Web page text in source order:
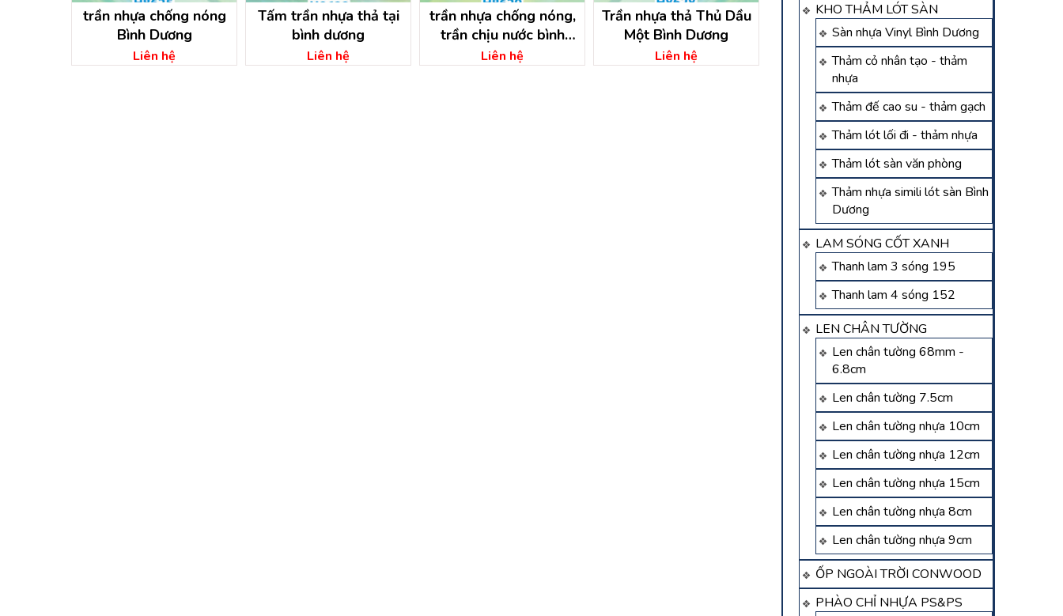
KHO THẢM LÓT SÀN
Sàn nhựa Vinyl Bình Dương
Thảm cỏ nhân tạo - thảm
nhựa
Thảm đế cao su - thảm gạch
Thảm lót lối đi - thảm nhựa
Thảm lót sàn văn phòng
Thảm nhựa simili lót sàn Bình
Dương
LAM SÓNG CỐT XANH
Thanh lam 3 sóng 195
Thanh lam 4 sóng 152
LEN CHÂN TƯỜNG
Len chân tường 68mm -
6.8cm
Len chân tường 7.5cm
Len chân tường nhựa 10cm
Len chân tường nhựa 12cm
Len chân tường nhựa 15cm
Len chân tường nhựa 8cm
Len chân tường nhựa 9cm
ỐP NGOÀI TRỜI CONWOOD
PHÀO CHỈ NHỰA PS&PS
trần nhựa chống nóng
Bình Dương
Liên hệ
Tấm trần nhựa thả tại
bình dương
Liên hệ
trần nhựa chống nóng,
trần chịu nước bình
dương
Liên hệ
Trần nhựa thả Thủ Dầu
Một Bình Dương
Liên hệ
Thi công trần nhựa thả
Thành Phố Mới Bình
Dương
Liên hệ
Thi công trần
thủ dầu một,
trần nhựa bình